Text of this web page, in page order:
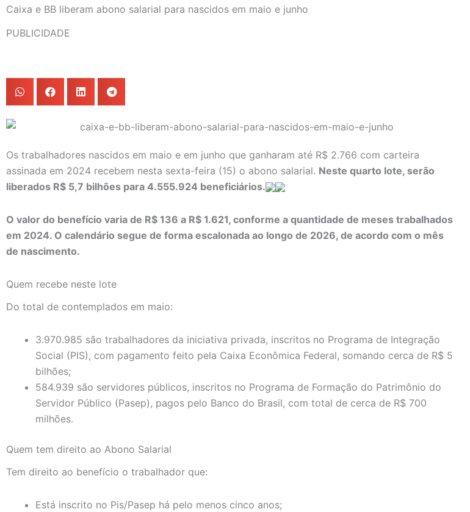
Caixa e BB liberam abono salarial para nascidos em maio e junho
PUBLICIDADE
Os trabalhadores nascidos em maio e em junho que ganharam até R$ 2.766 com carteira
assinada em 2024 recebem nesta sexta-feira (15) o abono salarial. Neste quarto lote, serão
liberados R$ 5,7 bilhões para 4.555.924 beneficiários.
O valor do benefício varia de R$ 136 a R$ 1.621, conforme a quantidade de meses trabalhados
em 2024. O calendário segue de forma escalonada ao longo de 2026, de acordo com o mês
de nascimento.
Quem recebe neste lote
Do total de contemplados em maio:
3.970.985 são trabalhadores da iniciativa privada, inscritos no Programa de Integração
Social (PIS), com pagamento feito pela Caixa Econômica Federal, somando cerca de R$ 5
bilhões;
584.939 são servidores públicos, inscritos no Programa de Formação do Patrimônio do
Servidor Público (Pasep), pagos pelo Banco do Brasil, com total de cerca de R$ 700
milhões.
Quem tem direito ao Abono Salarial
Tem direito ao benefício o trabalhador que:
Está inscrito no Pis/Pasep há pelo menos cinco anos;